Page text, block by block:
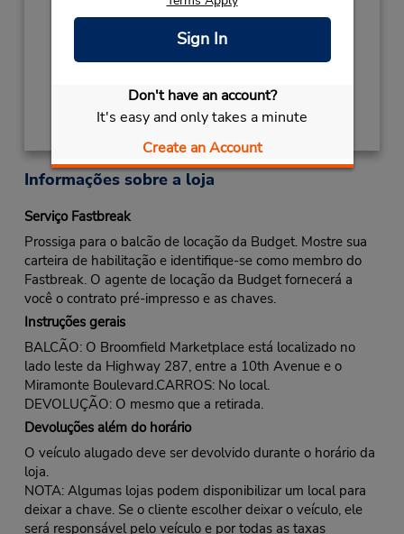
Sign In
Don't have an account?
It's easy and only takes a minute
Create an Account
NEW YEARS DAYJaneiro 1 closed
Local de entrega das chaves
Informações sobre a loja
Serviço Fastbreak
Prossiga para o balcão de locação da Budget. Mostre sua
carteira de habilitação e identifique-se como membro do
Fastbreak. O agente de locação da Budget fornecerá a
você o contrato pré-impresso e as chaves.
Instruções gerais
BALCÃO: O Broomfield Marketplace está localizado no
lado leste da Highway 287, entre a 10th Avenue e o
Miramonte Boulevard.CARROS: No local.
DEVOLUÇÃO: O mesmo que a retirada.
Devoluções além do horário
O veículo alugado deve ser devolvido durante o horário da
loja.
NOTA: Algumas lojas podem disponibilizar um local para
deixar a chave. Se o cliente escolher deixar o veículo, ele
será responsável pelo veículo e por todas as taxas